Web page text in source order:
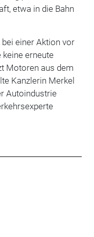
etwa in die Bahn
einer Aktion vor
keine erneute
Motoren aus dem
Kanzlerin Merkel
Autoindustrie